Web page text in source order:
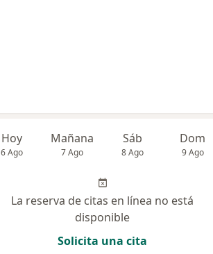
Hoy
6 Ago
Mañana
7 Ago
Sáb
8 Ago
Dom
9 Ago
La reserva de citas en línea no está
disponible
Solicita una cita